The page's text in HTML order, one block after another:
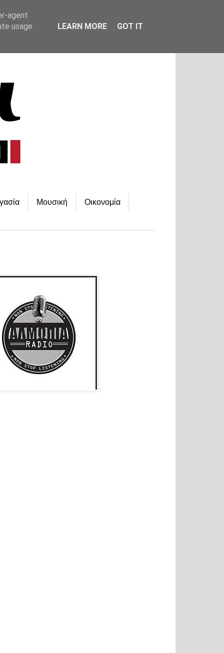
Μουσική Οικονομία
agent
usage
LEARN MORE GOT IT